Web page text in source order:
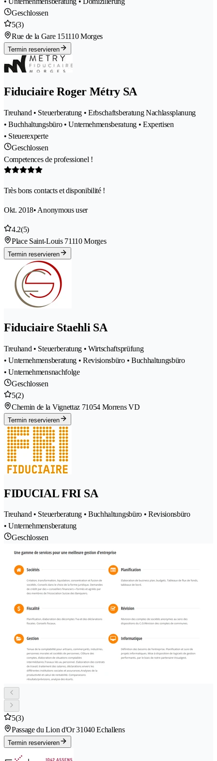
Geschlossen
5(3)
Rue de la Gare 151110 Morges
Termin reservieren
Fiduciaire Roger Métry SA
Treuhand • Steuerberatung • Erbschaftsberatung Nachlassplanung
• Buchhaltungsbüro • Unternehmensberatung • Expertisen
• Steuerexperte
Geschlossen
Competences de professionel !
Très bons contacts et disponibilité !
Okt. 2018• Anonymous user
4.2(5)
Place Saint-Louis 71110 Morges
Termin reservieren
Fiduciaire Staehli SA
Treuhand • Steuerberatung • Wirtschaftsprüfung
• Unternehmensberatung • Revisionsbüro • Buchhaltungsbüro
• Unternehmensnachfolge
Geschlossen
5(2)
Chemin de la Vignettaz 71054 Morrens VD
Termin reservieren
FIDUCIAL FRI SA
Treuhand • Steuerberatung • Buchhaltungsbüro • Revisionsbüro
• Unternehmensberatung
Geschlossen
5(3)
Passage du Lion d'Or 31040 Echallens
Termin reservieren